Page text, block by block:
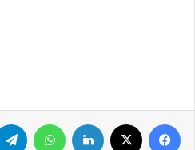
فيسبوك لينكدإن واتساب